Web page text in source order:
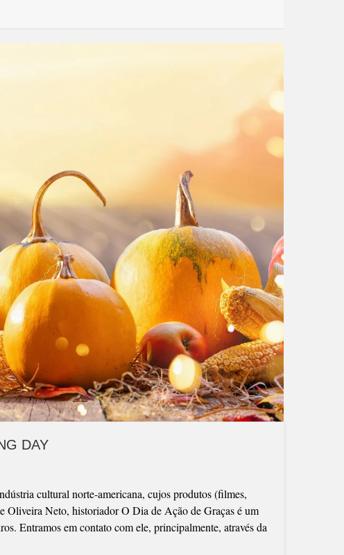
DAY
cultural norte-americana, cujos produtos (filmes,
Oliveira Neto, historiador O Dia de Ação de Graças é um
Entramos em contato com ele, principalmente, através da